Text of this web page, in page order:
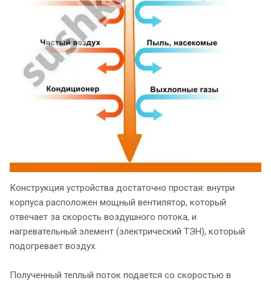
Конструкция устройства достаточно простая: внутри
корпуса расположен мощный вентилятор, который
отвечает за скорость воздушного потока, и
нагревательный элемент (электрический ТЭН), который
подогревает воздух.
Полученный теплый поток подается со скоростью в